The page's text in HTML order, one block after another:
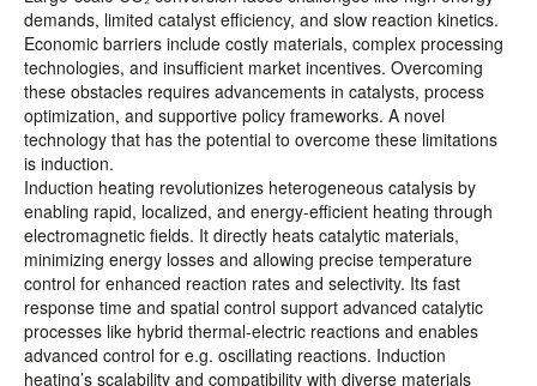
demands, limited catalyst efficiency, and slow reaction kinetics.
Economic barriers include costly materials, complex processing
technologies, and insufficient market incentives. Overcoming
these obstacles requires advancements in catalysts, process
optimization, and supportive policy frameworks. A novel
technology that has the potential to overcome these limitations
is induction.
Induction heating revolutionizes heterogeneous catalysis by
enabling rapid, localized, and energy-efficient heating through
electromagnetic fields. It directly heats catalytic materials,
minimizing energy losses and allowing precise temperature
control for enhanced reaction rates and selectivity. Its fast
response time and spatial control support advanced catalytic
processes like hybrid thermal-electric reactions and enables
advanced control for e.g. oscillating reactions. Induction
heating’s scalability and compatibility with diverse materials